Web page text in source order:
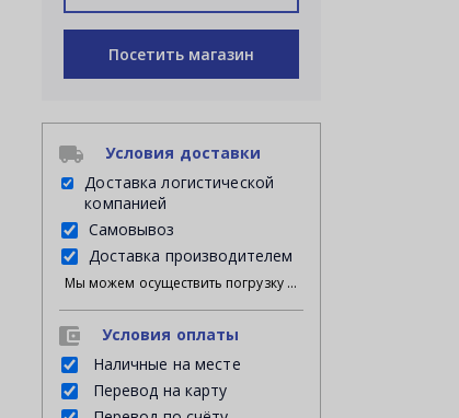
Посетить магазин
Условия доставки
Доставка логистической
компанией
Самовывоз
Доставка производителем
Мы можем осуществить погрузку продукции своими силами на Ваш личный транспорт либо на автомашину нанятой Вами транспортной компании; либо мы можем оказать услугу платной доставки на указанное Вами место доставки, при этом, разгрузку с автомашины в месте доставки осуществляет указанный Вами грузополучатель.
Условия оплаты
Наличные на месте
Перевод на карту